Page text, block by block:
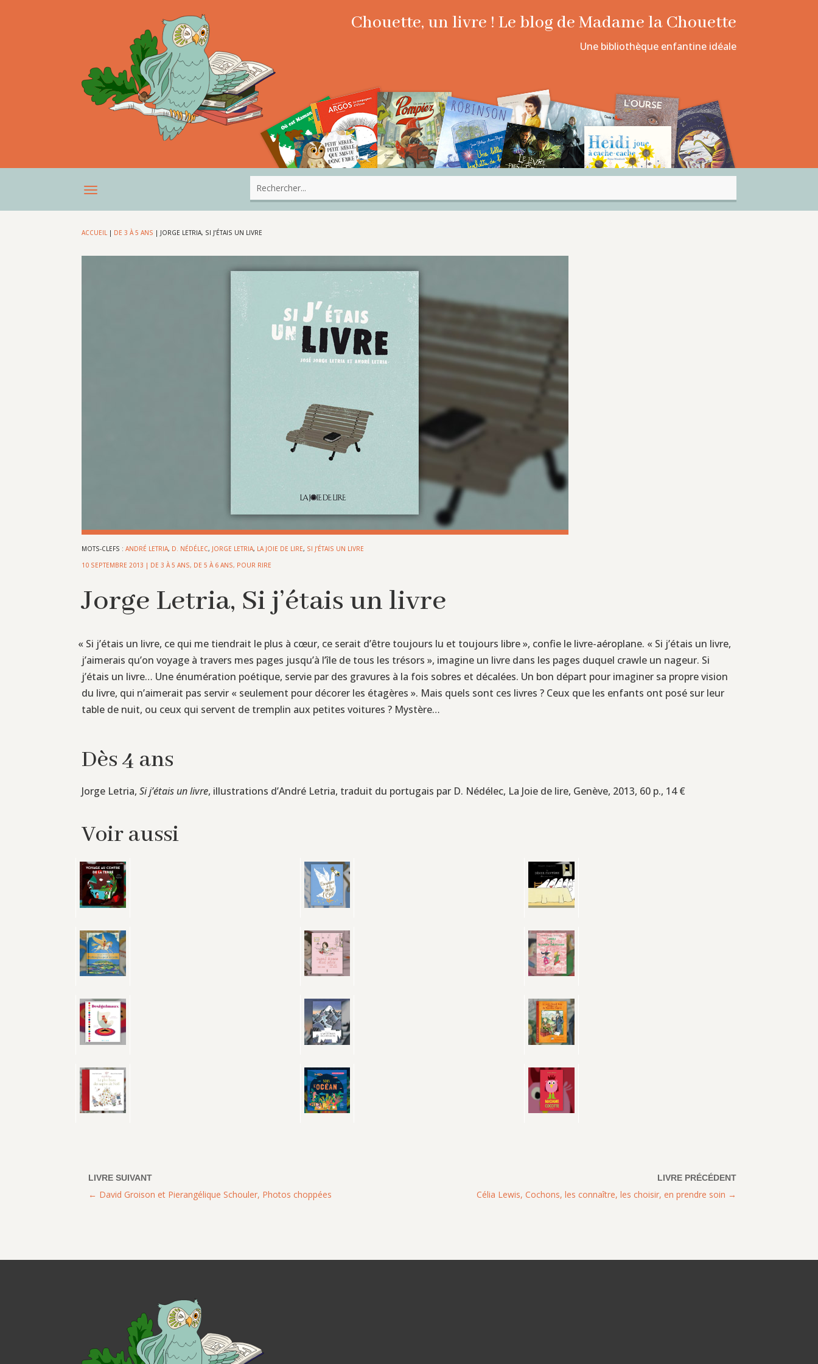
Chouette, un livre ! Le blog de Madame la Chouette
Une bibliothèque enfantine idéale
ACCUEIL | DE 3 À 5 ANS | JORGE LETRIA, SI J’ÉTAIS UN LIVRE
MOTS-CLEFS :ANDRÉ LETRIA, D. NÉDÉLEC, JORGE LETRIA, LA JOIE DE LIRE, SI J’ÉTAIS UN LIVRE
10 SEPTEMBRE 2013 | DE 3 À 5 ANS, DE 5 À 6 ANS, POUR RIRE
Jorge Letria, Si j’étais un livre
« Si j’étais un livre, ce qui me tiendrait le plus à cœur, ce serait d’être toujours lu et toujours libre », confie le livre-aéroplane. « Si j’étais un livre,
j’aimerais qu’on voyage à travers mes pages jusqu’à l’île de tous les trésors », imagine un livre dans les pages duquel crawle un nageur. Si
j’étais un livre… Une énumération poétique, servie par des gravures à la fois sobres et décalées. Un bon départ pour imaginer sa propre vision
du livre, qui n’aimerait pas servir « seulement pour décorer les étagères ». Mais quels sont ces livres ? Ceux que les enfants ont posé sur leur
table de nuit, ou ceux qui servent de tremplin aux petites voitures ? Mystère…
Dès 4 ans
Jorge Letria,Si j’étais un livre, illustrations d’André Letria, traduit du portugais par D. Nédélec, La Joie de lire, Genève, 2013, 60 p., 14 €
Voir aussi
Célia Lewis, Cochons, les connaître, les choisir, en prendre soin
David Groison et Pierangélique Schouler, Photos choppées